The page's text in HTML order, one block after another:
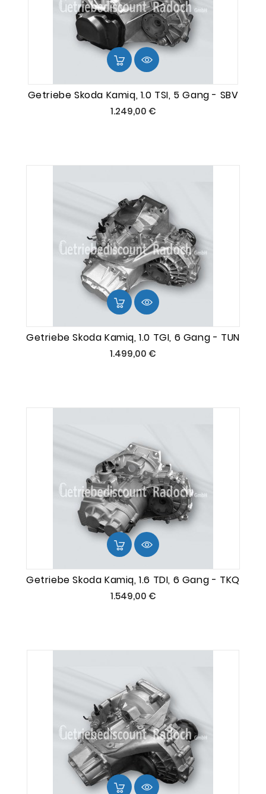
Getriebe Skoda Kamiq, 1.0 TSI, 5 Gang - SBV
1.249,00 €Preis
Getriebe Skoda Kamiq, 1.0 TGI, 6 Gang - TUN
1.499,00 €
Getriebe Skoda Kamiq, 1.6 TDI, 6 Gang - TKQ
1.549,00 €Preis